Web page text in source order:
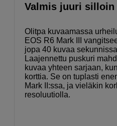
Valmis juuri silloin
Olitpa kuvaamassa
EOS R6 Mark III
jopa 40 kuvaa
Laajennettu puskuri
kuvaa yhteen sarjaan,
korttia. Se on tuplasti
Mark II:ssa, ja vieläkin
resoluutiolla.